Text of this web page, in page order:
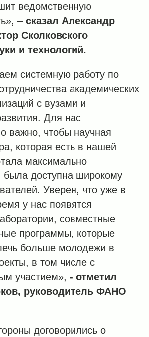
ведомственную
– сказал Александр
Сколковского
и технологий.
системную работу по
академических
с вузами и
Для нас
важно, чтобы научная
которая есть в нашей
максимально
доступна широкому
Уверен, что уже в
у нас появятся
совместные
программы, которые
больше молодежи в
в том числе с
участием», - отметил
руководитель ФАНО
договорились о